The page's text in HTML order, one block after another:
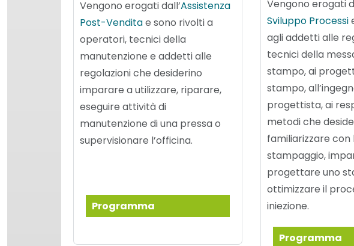
Vengono erogati dall’Assistenza
Post-Venditae sono rivolti a
operatori, tecnici della
manutenzione e addetti alle
regolazioni che desiderino
imparare a utilizzare, riparare,
eseguire attività di
manutenzione di una pressa o
supervisionare l’officina.
Programma
Vengono erogati
Sviluppo Processi
agli addetti alle
tecnici della
stampo, ai
stampo,
progettista, ai
metodi che
familiarizzare
stampaggio,
progettare uno
ottimizzare il
iniezione.
Programma